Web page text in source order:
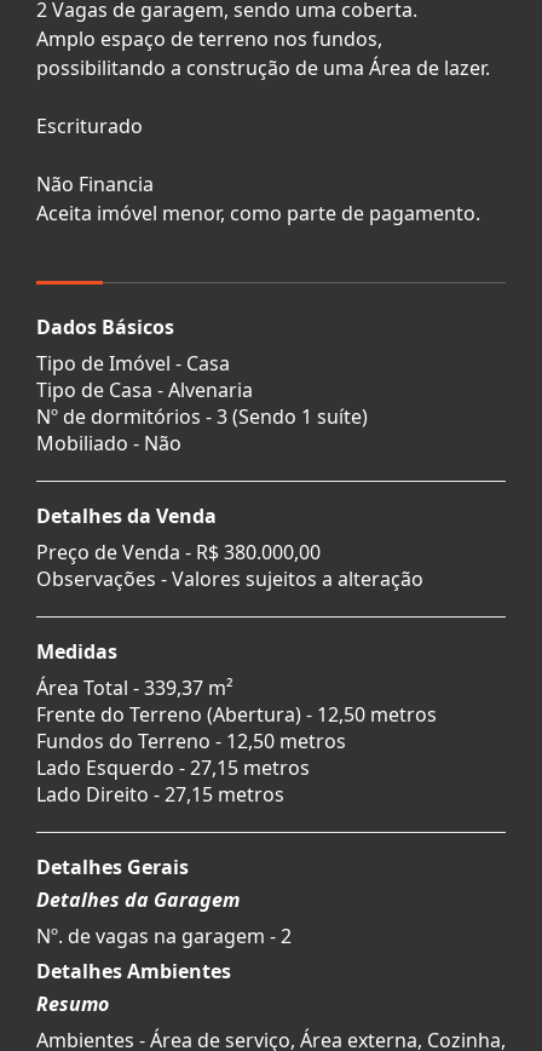
2 Vagas de garagem, sendo uma coberta.
Amplo espaço de terreno nos fundos,
possibilitando a construção de uma Área de lazer.
Escriturado
Não Financia
Aceita imóvel menor, como parte de pagamento.
Dados Básicos
Tipo de Imóvel - Casa
Tipo de Casa - Alvenaria
Nº de dormitórios - 3 (Sendo 1 suíte)
Mobiliado - Não
Detalhes da Venda
Preço de Venda - R$ 380.000,00
Observações - Valores sujeitos a alteração
Medidas
Área Total - 339,37 m²
Frente do Terreno (Abertura) - 12,50 metros
Fundos do Terreno - 12,50 metros
Lado Esquerdo - 27,15 metros
Lado Direito - 27,15 metros
Detalhes Gerais
Detalhes da Garagem
Nº. de vagas na garagem - 2
Detalhes Ambientes
Resumo
Ambientes - Área de serviço, Área externa, Cozinha,